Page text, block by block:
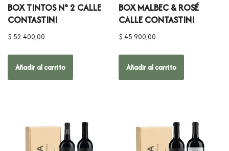
BOX TINTOS N° 2 CALLE
CONTASTINI
$ 52.400,00
Añadir al carrito
BOX MALBEC & ROSÉ
CALLE CONTASTINI
$ 45.900,00
Añadir al carrito